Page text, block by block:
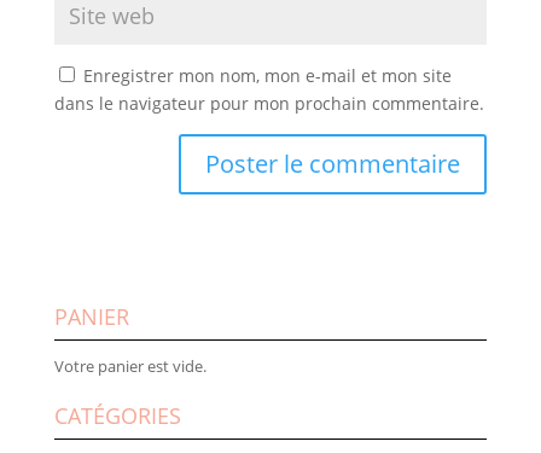
Enregistrer mon nom, mon e-mail et mon site
dans le navigateur pour mon prochain commentaire.
PANIER
Votre panier est vide.
CATÉGORIES